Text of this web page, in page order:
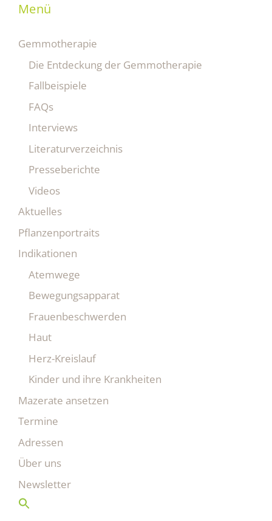
Menü
Gemmotherapie
Die Entdeckung der Gemmotherapie
Fallbeispiele
FAQs
Interviews
Literaturverzeichnis
Presseberichte
Videos
Aktuelles
Pflanzenportraits
Indikationen
Atemwege
Bewegungsapparat
Frauenbeschwerden
Haut
Herz-Kreislauf
Kinder und ihre Krankheiten
Mazerate ansetzen
Termine
Adressen
Über uns
Newsletter